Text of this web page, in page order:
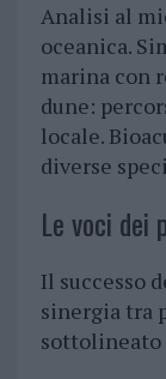
Analisi al
oceanica.
marina con
dune:
locale.
diverse
Le voci dei
Il successo
sinergia tra